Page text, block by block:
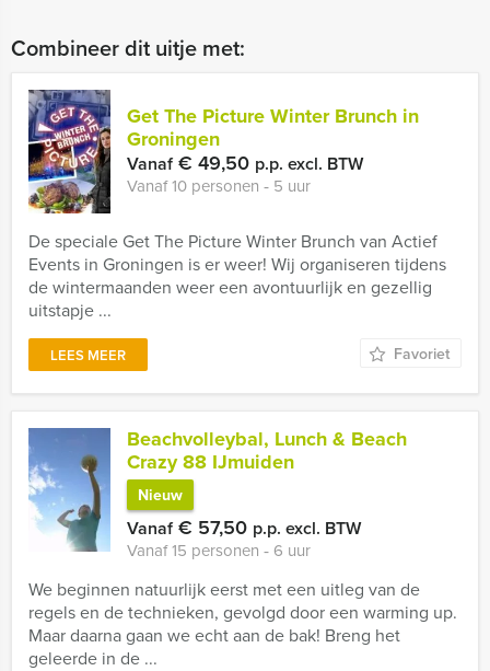
Combineer dit uitje met:
Get The Picture Winter Brunch in
Groningen
Vanaf€ 49,50 p.p. excl. BTW
Vanaf 10 personen ‐ 5 uur
De speciale Get The Picture Winter Brunch van Actief
Events in Groningen is er weer! Wij organiseren tijdens
de wintermaanden weer een avontuurlijk en gezellig
uitstapje ...
LEES MEER Favoriet
Beachvolleybal, Lunch & Beach
Crazy 88 IJmuiden
Nieuw
Vanaf€ 57,50 p.p. excl. BTW
Vanaf 15 personen ‐ 6 uur
We beginnen natuurlijk eerst met een uitleg van de
regels en de technieken, gevolgd door een warming up.
Maar daarna gaan we echt aan de bak! Breng het
geleerde in de ...